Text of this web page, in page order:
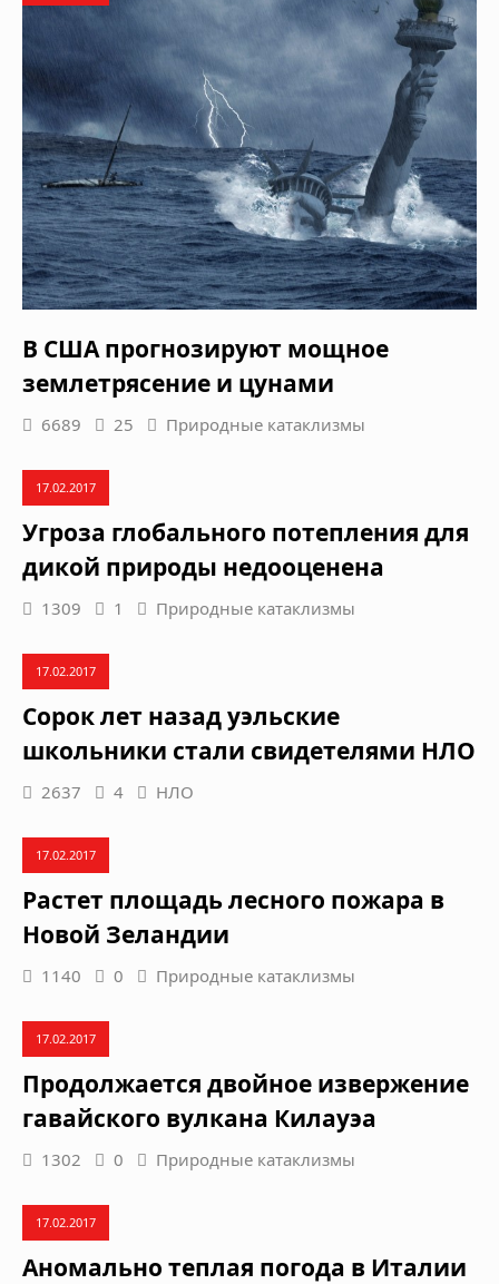
В США прогнозируют мощное
землетрясение и цунами
6689 25 Природные катаклизмы
17.02.2017
Угроза глобального потепления для
дикой природы недооценена
1309 1 Природные катаклизмы
17.02.2017
Сорок лет назад уэльские
школьники стали свидетелями НЛО
2637 4 НЛО
17.02.2017
Растет площадь лесного пожара в
Новой Зеландии
1140 0 Природные катаклизмы
17.02.2017
Продолжается двойное извержение
гавайского вулкана Килауэа
1302 0 Природные катаклизмы
17.02.2017
Аномально теплая погода в Италии